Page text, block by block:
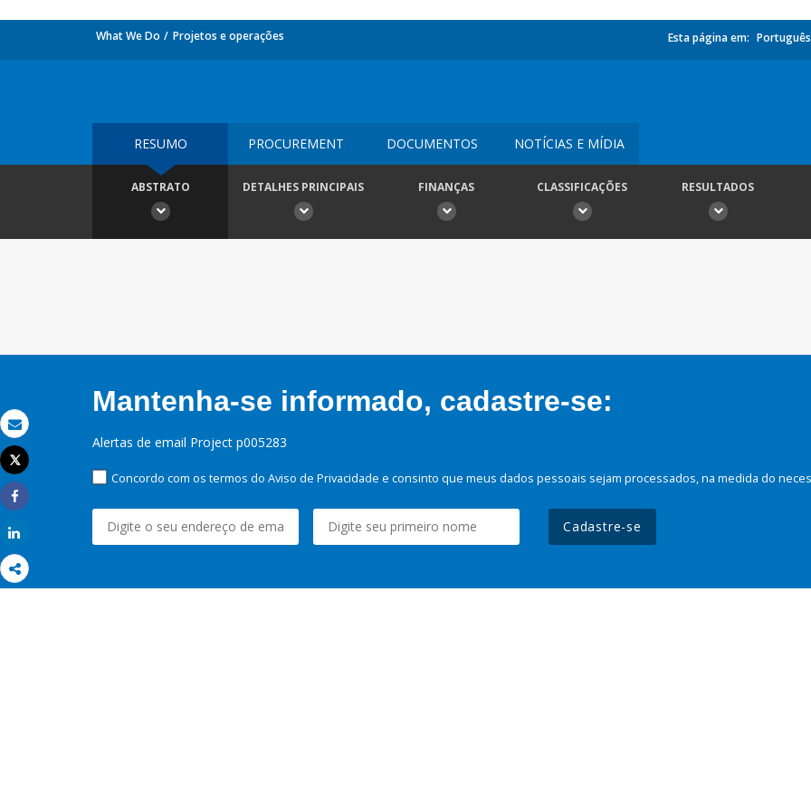
Email
Imprimir
Tweet
Share
What We Do Projetos e operações Esta página em: Português
RESUMO PROCUREMENT DOCUMENTOS NOTÍCIAS E MÍDIA
ABSTRATO DETALHES PRINCIPAIS FINANÇAS CLASSIFICAÇÕES RESULTADOS
Mantenha-se informado, cadastre-se:
Alertas de email Project p005283
Concordo com os termos do Aviso de Privacidade e consinto que meus dados pessoais sejam processados, na medida do
Cadastre-se